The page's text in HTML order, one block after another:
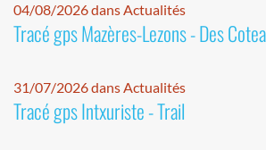
04/08/2026 dans Actualités
Tracé gps Mazères-Lezons - Des
31/07/2026 dans Actualités
Tracé gps Intxuriste - Trail